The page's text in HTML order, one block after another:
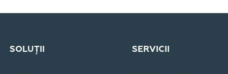
SOLUȚII SERVICII